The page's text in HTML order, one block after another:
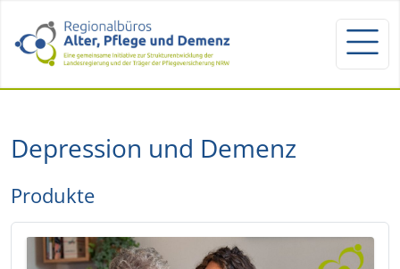
Depression und Demenz
Produkte